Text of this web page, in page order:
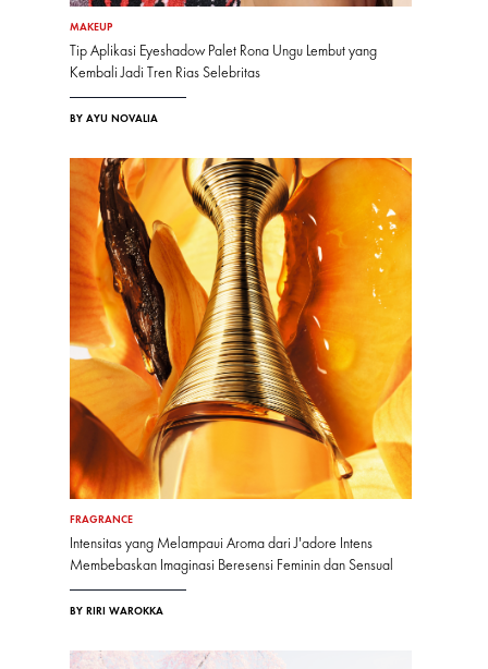
MAKEUP
Tip Aplikasi Eyeshadow Palet Rona Ungu Lembut yang
Kembali Jadi Tren Rias Selebritas
BY AYU NOVALIA
FRAGRANCE
Intensitas yang Melampaui Aroma dari J'adore Intens
Membebaskan Imaginasi Beresensi Feminin dan Sensual
BY RIRI WAROKKA